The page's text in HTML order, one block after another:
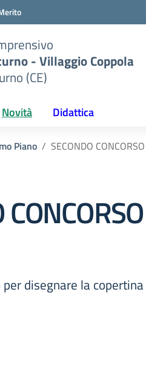
- Villaggio Coppola
(CE)
Novità Didattica
Piano SECONDO
disegnare la